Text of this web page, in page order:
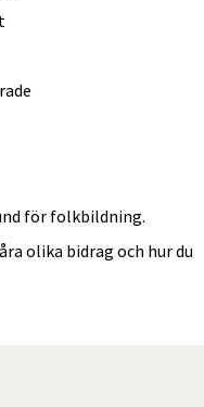
för folkbildning.
olika bidrag och hur du